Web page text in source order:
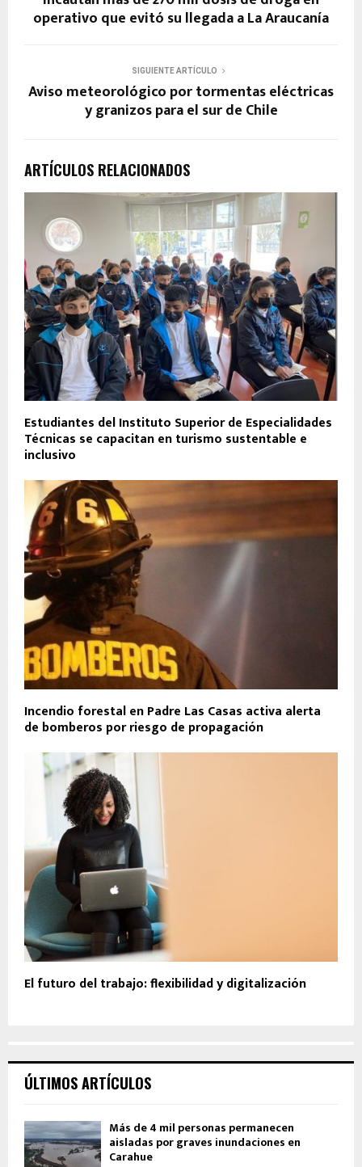
operativo que evitó su llegada a La Araucanía
SIGUIENTE ARTÍCULO
Aviso meteorológico por tormentas eléctricas
y granizos para el sur de Chile
ARTÍCULOS RELACIONADOS
Estudiantes del Instituto Superior de Especialidades
Técnicas se capacitan en turismo sustentable e
inclusivo
Incendio forestal en Padre Las Casas activa alerta
de bomberos por riesgo de propagación
El futuro del trabajo: flexibilidad y digitalización
ÚLTIMOS ARTÍCULOS
Más de 4 mil personas permanecen
aisladas por graves inundaciones en
Carahue